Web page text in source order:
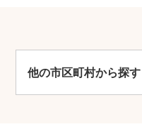
他の市区町村から探す